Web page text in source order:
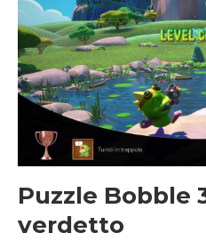
Puzzle Bobble
verdetto